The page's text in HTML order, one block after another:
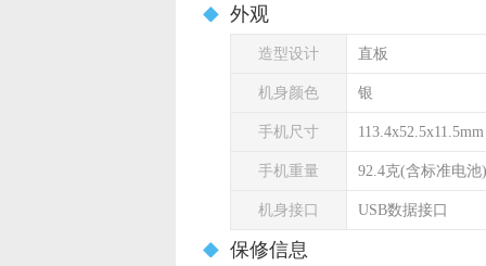
外观
造型设计 直板
机身颜色 银
手机尺寸 113.4x52.5x11.5mm
手机重量 92.4克(含标准电池)
机身接口 USB数据接口
保修信息